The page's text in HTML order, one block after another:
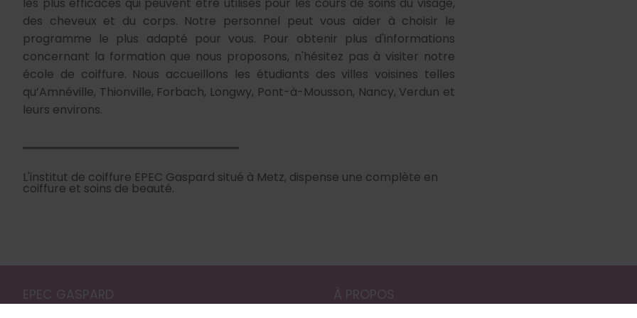
les plus efficaces qui peuvent être utilisés pour les cours de soins du visage,
des cheveux et du corps. Notre personnel peut vous aider à choisir le
programme le plus adapté pour vous. Pour obtenir plus d'informations
concernant la formation que nous proposons, n'hésitez pas à visiter notre
école de coiffure. Nous accueillons les étudiants des villes voisines telles
qu’Amnéville, Thionville, Forbach, Longwy, Pont-à-Mousson, Nancy, Verdun et
leurs environs.
L'institut de coiffure EPEC Gaspard situé à Metz, dispense une complète en
coiffure et soins de beauté.
EPEC GASPARD À PROPOS